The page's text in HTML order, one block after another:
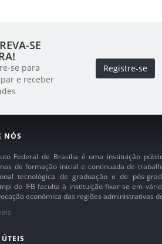
SE
se para
e receber
Registre-se
NÓS
Federal de Brasília é uma instituição
de formação inicial e continuada de
tecnológica de graduação e de pós-
do IFB faculta à instituição fixar-se em
econômica das regiões administrativas